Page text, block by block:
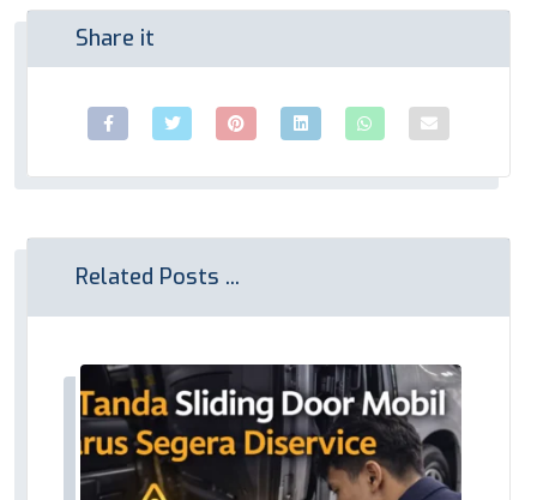
Related Posts ...